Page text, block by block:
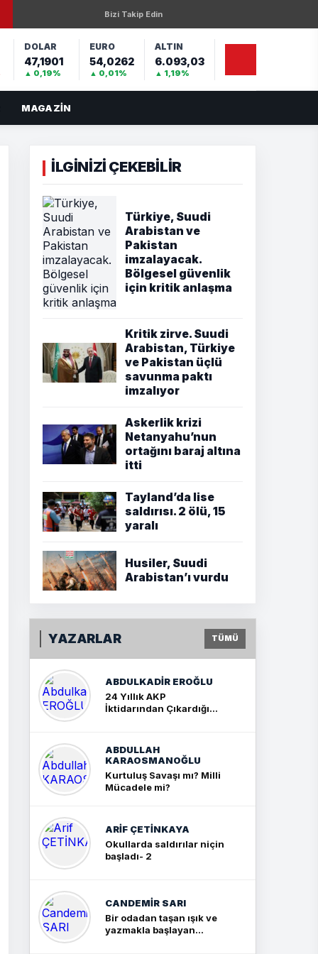
Bizi Takip Edin
DOLAR
47,1901
▲ 0,19%
EURO
54,0262
▲ 0,01%
ALTIN
6.093,03
▲ 1,19%
MAGAZIN
İLGİNİZİ ÇEKEBİLİR
Türkiye, Suudi
Arabistan ve
Pakistan
imzalayacak.
Bölgesel güvenlik
için kritik anlaşma
Kritik zirve. Suudi
Arabistan, Türkiye
ve Pakistan üçlü
savunma paktı
imzalıyor
Askerlik krizi
Netanyahu’nun
ortağını baraj altına
itti
Tayland’da lise
saldırısı. 2 ölü, 15
yaralı
Husiler, Suudi
Arabistan’ı vurdu
YAZARLAR TÜMÜ
ABDULKADIR EROĞLU
24 Yıllık AKP
İktidarından Çıkardığım
ABDULLAH
KARAOSMANOĞLU
Kurtuluş Savaşı mı? Milli
Mücadele mi?
ARIF ÇETİNKAYA
Okullarda saldırılar niçin
başladı- 2
CANDEMIR SARI
Bir odadan taşan ışık ve
yazmakla başlayan